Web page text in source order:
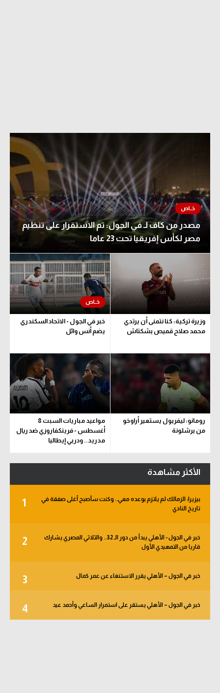
مصدر من كاف لـ في الجول: تم الاستقرار على تنظيم
مصر لكأس إفريقيا تحت 23 عاما
وزيرة تركية: كنا نتمنى أن يرتدي
محمد صلاح قميص بشكتاش
خبر في الجول - الاتحاد السكندري
يضم أنس وائل
رومانو: ليفربول يستعير أراوخو
من برشلونة
مواعيد مباريات السبت 8
أغسطس - فرينكفاروزي ضد ريال
مدريد.. ودربي إيطاليا
الأكثر مشاهدة
1
بيزيرا: الزمالك لم يلتزم بوعده معي.. وكنت سأصبح أغلى صفقة في
تاريخ النادي
2
خبر في الجول - الأهلي يبدأ من دور الـ 32.. والثلاثي المصري يشارك
قاريا من التمهيدي الأول
3 خبر في الجول – الأهلي يقرر الاستنغاء عن عمر كمال
4 خبر في الجول – الأهلي يستقر على استمرار الساعي وأحمد عيد